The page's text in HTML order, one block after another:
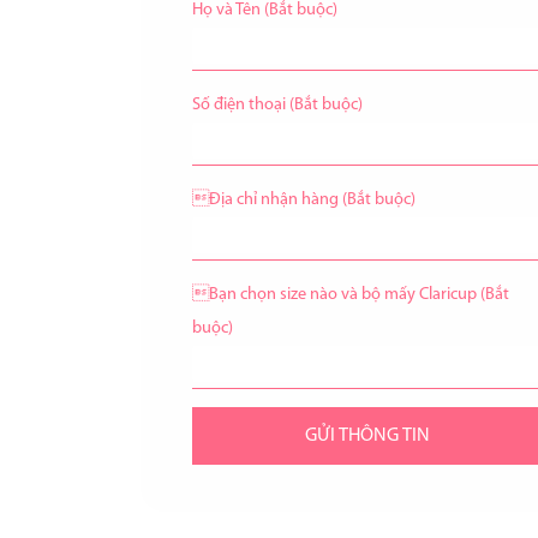
Họ và Tên (Bắt buộc)
Số điện thoại (Bắt buộc)
Địa chỉ nhận hàng (Bắt buộc)
Bạn chọn size nào và bộ mấy Claricup (Bắt
buộc)